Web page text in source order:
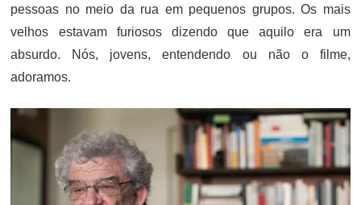
pessoas no meio da rua em pequenos grupos. Os mais
velhos estavam furiosos dizendo que aquilo era um
absurdo. Nós, jovens, entendendo ou não o filme,
adoramos.